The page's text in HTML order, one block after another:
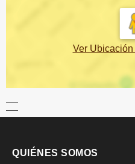
Ver Ubicación
QUIÉNES SOMOS